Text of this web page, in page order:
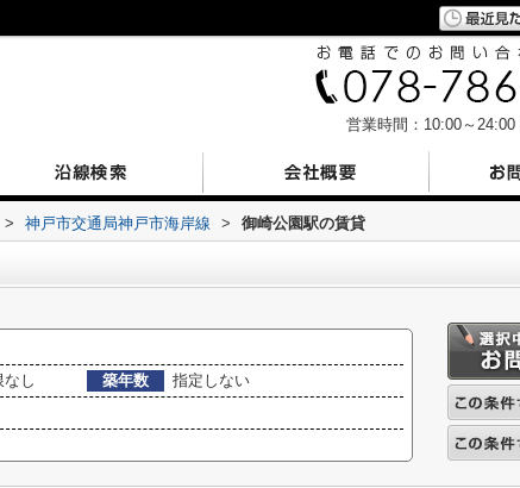
営業時間：10:00～24:00
> 神戸市交通局神戸市海岸線 > 御崎公園駅の賃貸
し 築年数
指定しない